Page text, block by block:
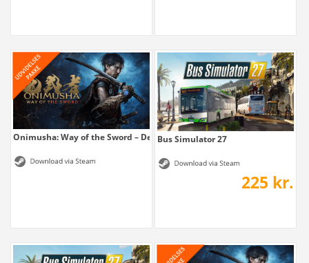
Onimusha: Way of the Sword – Deluxe KitBus Simulator 27
225 kr.